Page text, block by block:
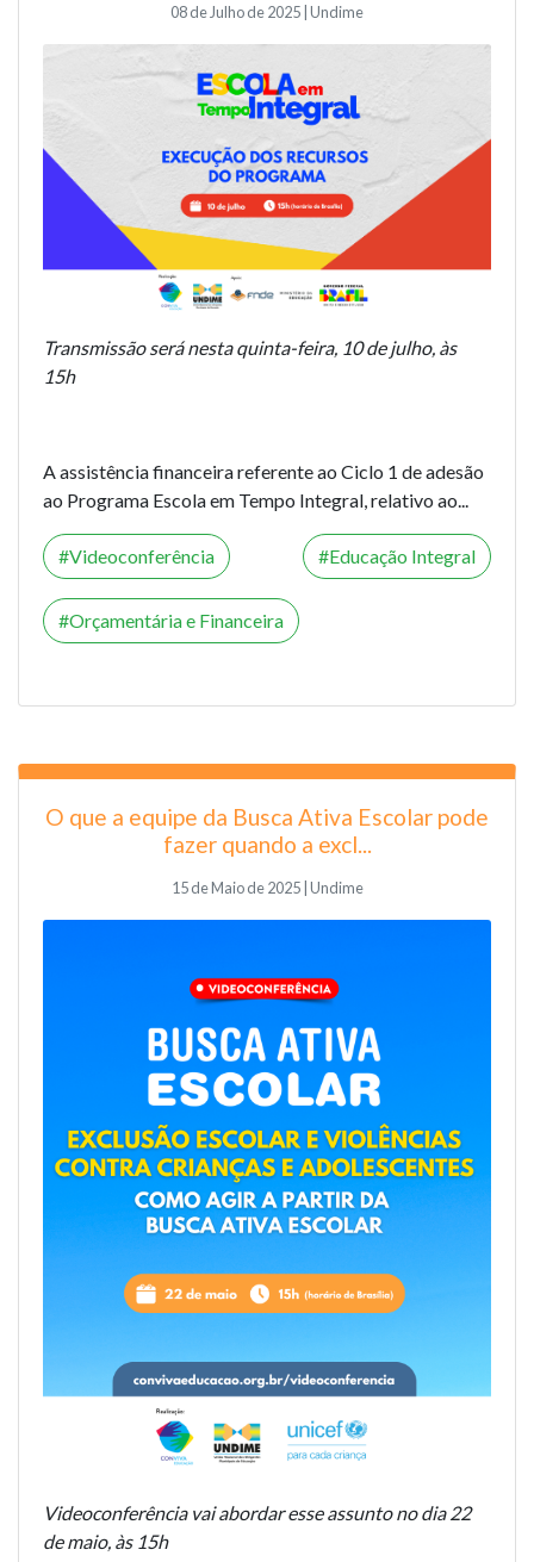
08 de Julho de 2025 | Undime
Transmissão será nesta quinta-feira, 10 de julho, às
15h
A assistência financeira referente ao Ciclo 1 de adesão
ao Programa Escola em Tempo Integral, relativo ao...
Videoconferência Educação Integral
Orçamentária e Financeira
O que a equipe da Busca Ativa Escolar pode
fazer quando a excl...
15 de Maio de 2025 | Undime
Videoconferência vai abordar esse assunto no dia 22
de maio, às 15h